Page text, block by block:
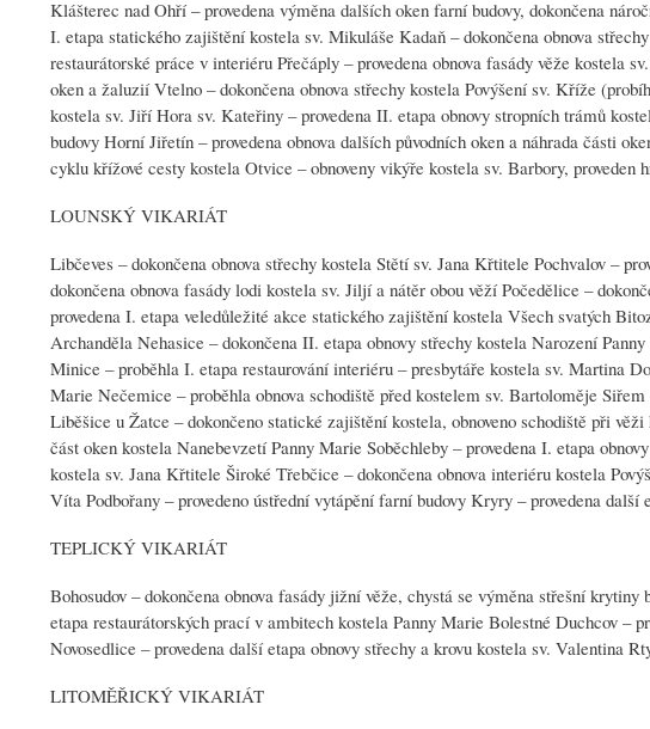
Klášterec nad Ohří – provedena výměna dalších oken farní budovy, dokončena
I. etapa statického zajištění kostela sv. Mikuláše Kadaň – dokončena obnova
restaurátorské práce v interiéru Přečáply – provedena obnova fasády věže kostela
oken a žaluzií Vtelno – dokončena obnova střechy kostela Povýšení sv. Kříže
kostela sv. Jiří Hora sv. Kateřiny – provedena II. etapa obnovy stropních trámů
budovy Horní Jiřetín – provedena obnova dalších původních oken a náhrada části
cyklu křížové cesty kostela Otvice – obnoveny vikýře kostela sv. Barbory, proveden
LOUNSKÝ VIKARIÁT
Libčeves – dokončena obnova střechy kostela Stětí sv. Jana Křtitele Pochvalov –
dokončena obnova fasády lodi kostela sv. Jiljí a nátěr obou věží Počedělice –
provedena I. etapa veledůležité akce statického zajištění kostela Všech svatých
Archanděla Nehasice – dokončena II. etapa obnovy střechy kostela Narození
Minice – proběhla I. etapa restaurování interiéru – presbytáře kostela sv. Martina
Marie Nečemice – proběhla obnova schodiště před kostelem sv. Bartoloměje
Liběšice u Žatce – dokončeno statické zajištění kostela, obnoveno schodiště při
část oken kostela Nanebevzetí Panny Marie Soběchleby – provedena I. etapa
kostela sv. Jana Křtitele Široké Třebčice – dokončena obnova interiéru kostela
Víta Podbořany – provedeno ústřední vytápění farní budovy Kryry – provedena
TEPLICKÝ VIKARIÁT
Bohosudov – dokončena obnova fasády jižní věže, chystá se výměna střešní
etapa restaurátorských prací v ambitech kostela Panny Marie Bolestné Duchcov –
Novosedlice – provedena další etapa obnovy střechy a krovu kostela sv. Valentina
LITOMĚŘICKÝ VIKARIÁT